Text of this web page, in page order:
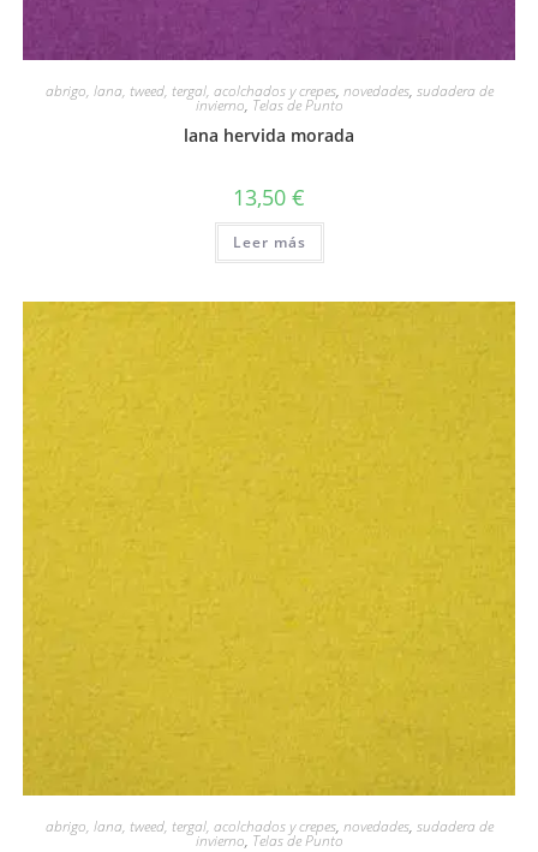
abrigo, lana, tweed, tergal, acolchados y crepes, novedades, sudadera de
invierno, Telas de Punto
lana hervida morada
13,50 €
Leer más
abrigo, lana, tweed, tergal, acolchados y crepes, novedades, sudadera de
invierno, Telas de Punto